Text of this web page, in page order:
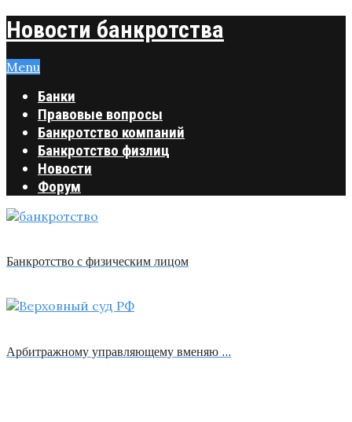
Новости банкротства
Menu
Банки
Правовые вопросы
Банкротство компаний
Банкротство физлиц
Новости
Форум
Банкротство с физическим лицом
Арбитражному управляющему вменяю …